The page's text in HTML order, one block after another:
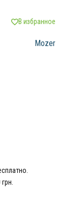
В избранное
Mozer